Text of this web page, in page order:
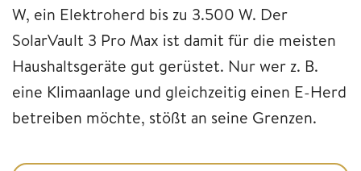
W, ein Elektroherd bis zu 3.500 W. Der
SolarVault 3 Pro Max ist damit für die meisten
Haushaltsgeräte gut gerüstet. Nur wer z. B.
eine Klimaanlage und gleichzeitig einen E-Herd
betreiben möchte, stößt an seine Grenzen.